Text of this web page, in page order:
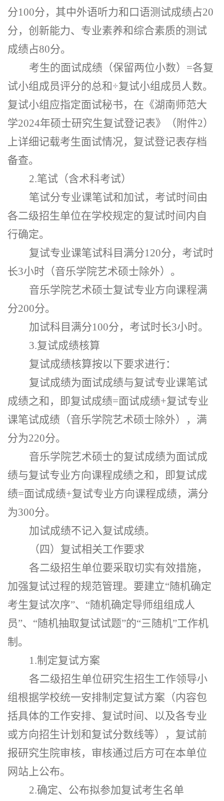
分100分，其中外语听力和口语测试成绩占20
分，创新能力、专业素养和综合素质的测试
成绩占80分。
考生的面试成绩（保留两位小数） =各复
试小组成员评分的总和÷复试小组成员人数。
复试小组应指定面试秘书，在《湖南师范大
学2024年硕士研究生复试登记表》（附件2）
上详细记载考生面试情况，复试登记表存档
备查。
2.笔试（含术科考试）
笔试分专业课笔试和加试，考试时间由
各二级招生单位在学校规定的复试时间内自
行确定。
复试专业课笔试科目满分120分，考试时
长3小时（音乐学院艺术硕士除外）。
音乐学院艺术硕士复试专业方向课程满
分200分。
加试科目满分100分，考试时长3小时。
3.复试成绩核算
复试成绩核算按以下要求进行：
复试成绩为面试成绩与复试专业课笔试
成绩之和，即复试成绩=面试成绩+复试专业
课笔试成绩（音乐学院艺术硕士除外），满
分为220分。
音乐学院艺术硕士的复试成绩为面试成
绩与复试专业方向课程成绩之和，即复试成
绩=面试成绩+复试专业方向课程成绩，满分
为300分。
加试成绩不记入复试成绩。
（四）复试相关工作要求
各二级招生单位要采取切实有效措施，
加强复试过程的规范管理。要建立“随机确定
考生复试次序”、“随机确定导师组组成人
员”、“随机抽取复试试题”的“三随机”工作机
制。
1.制定复试方案
各二级招生单位研究生招生工作领导小
组根据学校统一安排制定复试方案（内容包
括具体的工作安排、复试时间、以及各专业
或方向招生计划和复试分数线等），复试前
报研究生院审核，审核通过后方可在本单位
网站上公布。
2.确定、公布拟参加复试考生名单